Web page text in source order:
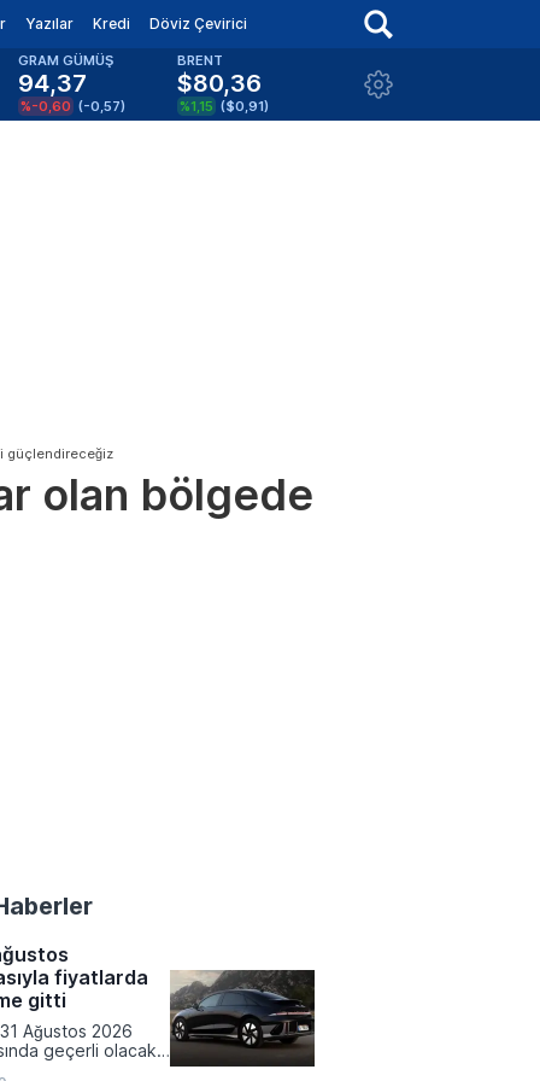
Yazılar Kredi Döviz Çevirici
GRAM GÜMÜŞ
94,37
%-0,60 (-0,57)
BRENT
$80,36
%1,15 ($0,91)
güçlendireceğiz
olan bölgede
fiyatlarda
gitti
Ağustos 2026
geçerli olacak